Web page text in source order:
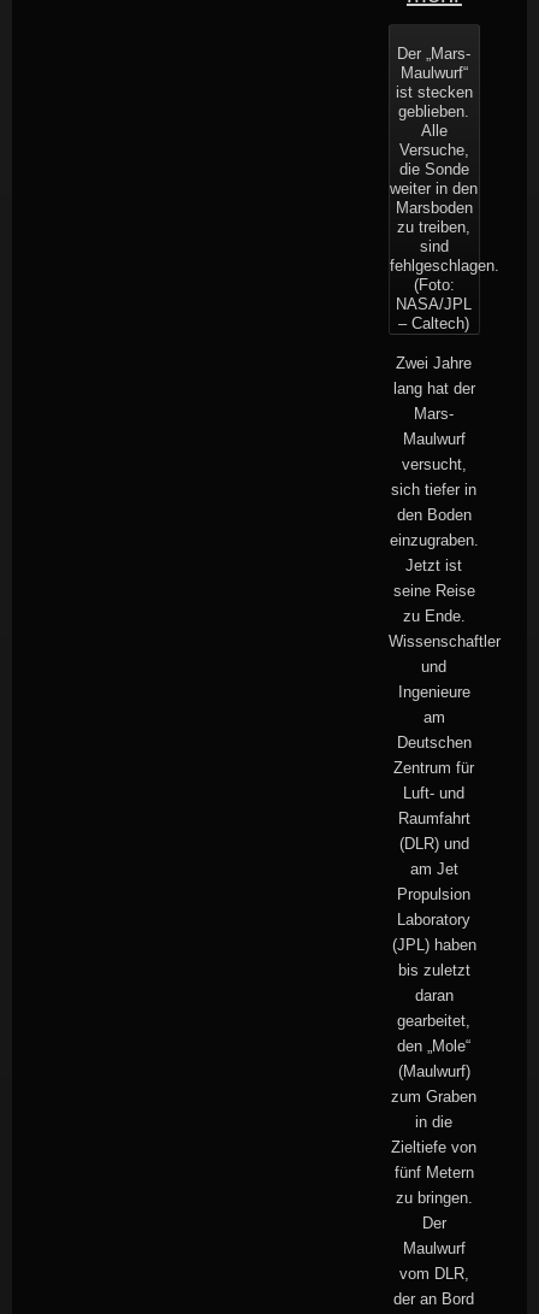
Der „Mars-
Maulwurf“
ist stecken
geblieben.
Alle
Versuche,
die Sonde
weiter in den
Marsboden
zu treiben,
sind
fehlgeschlagen.
(Foto:
NASA/JPL
– Caltech)
Zwei Jahre
lang hat der
Mars-
Maulwurf
versucht,
sich tiefer in
den Boden
einzugraben.
Jetzt ist
seine Reise
zu Ende.
Wissenschaftler
und
Ingenieure
am
Deutschen
Zentrum für
Luft- und
Raumfahrt
(DLR) und
am Jet
Propulsion
Laboratory
(JPL) haben
bis zuletzt
daran
gearbeitet,
den „Mole“
(Maulwurf)
zum Graben
in die
Zieltiefe von
fünf Metern
zu bringen.
Der
Maulwurf
vom DLR,
der an Bord